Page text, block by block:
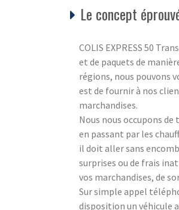
Le concept
COLIS EXPRESS 50
et de paquets de
régions, nous pouvons
est de fournir à nos
marchandises.
Nous nous occupons
en passant par les
il doit aller sans
surprises ou de frais
vos marchandises, de
Sur simple appel
disposition un véhicule